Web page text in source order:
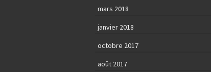
mars 2018
janvier 2018
octobre 2017
août 2017